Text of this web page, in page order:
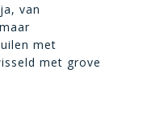
van
met
met grove